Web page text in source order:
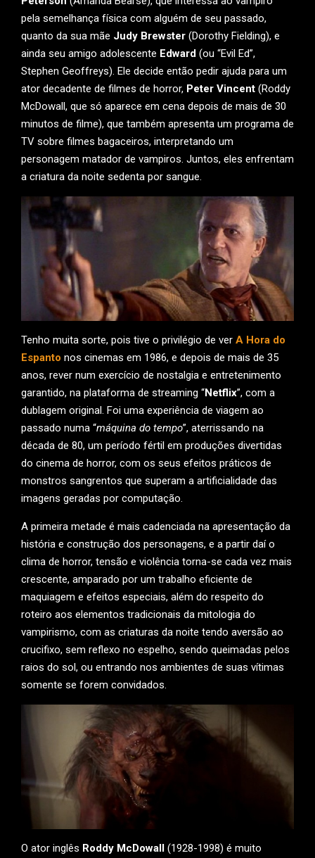
pela semelhança física com alguém de seu passado,
quanto da sua mãe Judy Brewster (Dorothy Fielding), e
ainda seu amigo adolescente Edward (ou “Evil Ed”,
Stephen Geoffreys). Ele decide então pedir ajuda para um
ator decadente de filmes de horror, Peter Vincent (Roddy
McDowall, que só aparece em cena depois de mais de 30
minutos de filme), que também apresenta um programa de
TV sobre filmes bagaceiros, interpretando um
personagem matador de vampiros. Juntos, eles enfrentam
a criatura da noite sedenta por sangue.
Tenho muita sorte, pois tive o privilégio de ver A Hora do
Espanto nos cinemas em 1986, e depois de mais de 35
anos, rever num exercício de nostalgia e entretenimento
garantido, na plataforma de streaming “Netflix”, com a
dublagem original. Foi uma experiência de viagem ao
passado numa “máquina do tempo”, aterrissando na
década de 80, um período fértil em produções divertidas
do cinema de horror, com os seus efeitos práticos de
monstros sangrentos que superam a artificialidade das
imagens geradas por computação.
A primeira metade é mais cadenciada na apresentação da
história e construção dos personagens, e a partir daí o
clima de horror, tensão e violência torna-se cada vez mais
crescente, amparado por um trabalho eficiente de
maquiagem e efeitos especiais, além do respeito do
roteiro aos elementos tradicionais da mitologia do
vampirismo, com as criaturas da noite tendo aversão ao
crucifixo, sem reflexo no espelho, sendo queimadas pelos
raios do sol, ou entrando nos ambientes de suas vítimas
somente se forem convidados.
O ator inglês Roddy McDowall (1928-1998) é muito